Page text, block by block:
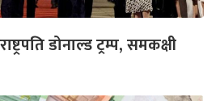
डोनाल्ड ट्रम्प, समकक्षी